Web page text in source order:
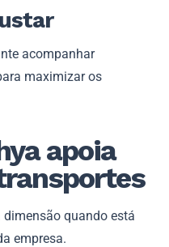
acompanhar
maximizar os
apoia
quando está
empresa.